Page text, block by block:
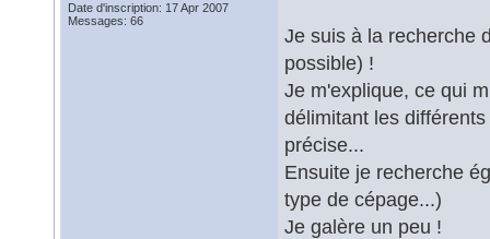
Date d'inscription: 17 Apr 2007
Messages: 66
Je suis à la recherche
possible) !
Je m'explique, ce qui
délimitant les
précise...
Ensuite je recherche
type de cépage...)
Je galère un peu !